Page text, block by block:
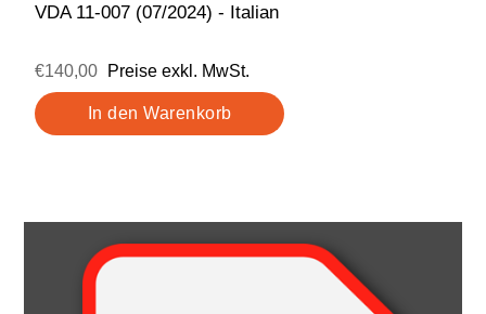
VDA 11-007 (07/2024) - Italian
€140,00 Preise exkl. MwSt.